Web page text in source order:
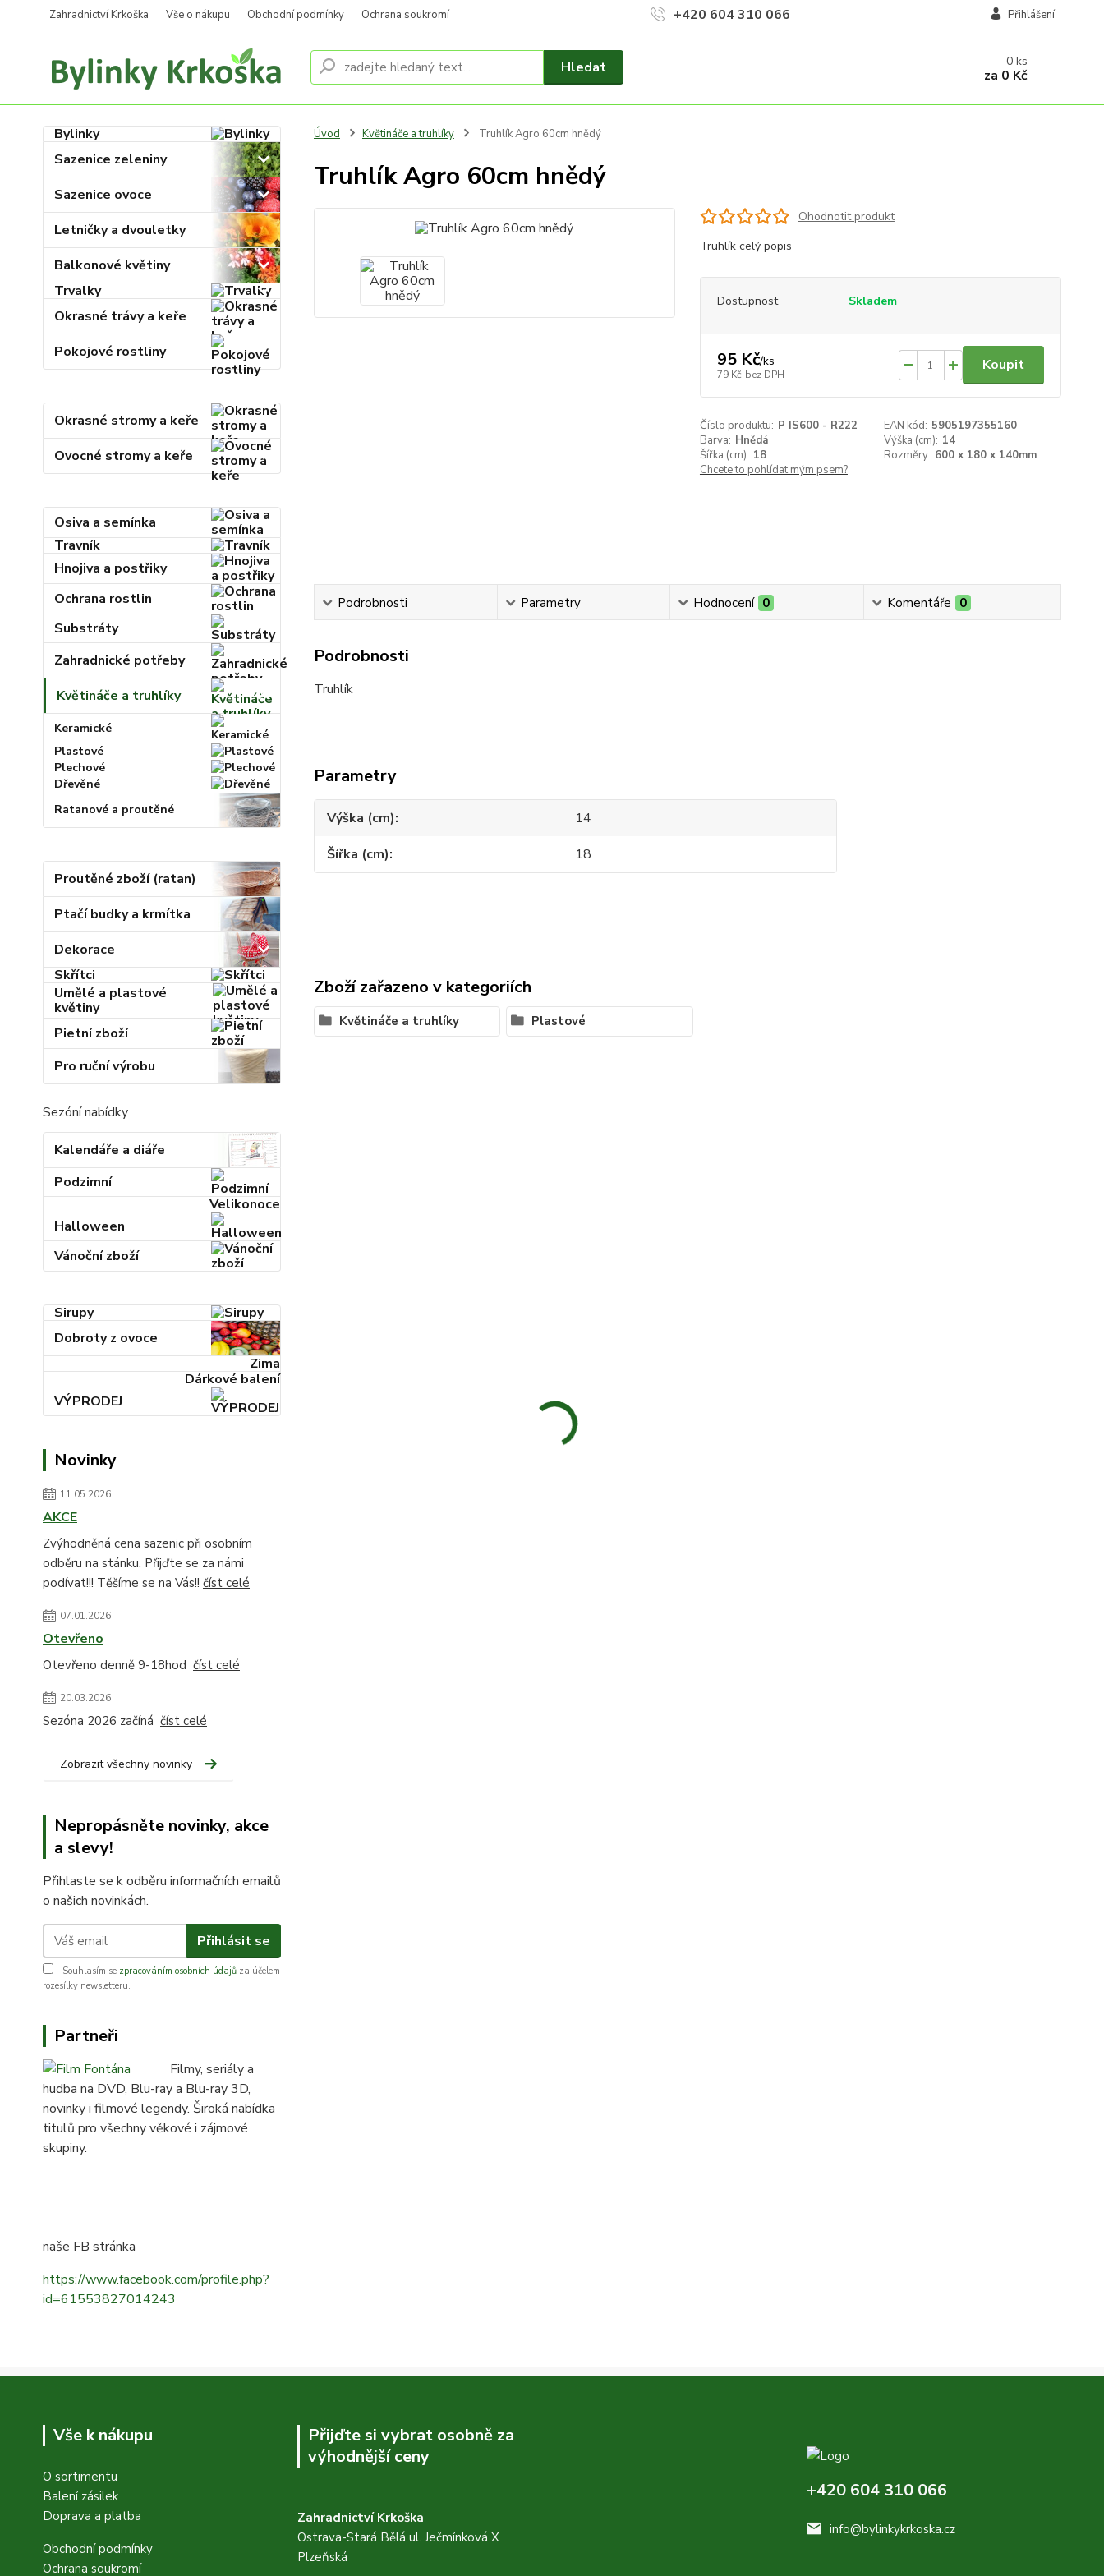
Zahradnictví Krkoška Vše o nákupu Obchodní podmínky Ochrana soukromí Přihlášení
Hledat
+420 604 310 066
0ks
za 0 Kč
Bylinky
Sazenice zeleniny
Sazenice ovoce
Letničky a dvouletky
Balkonové květiny
Trvalky
Okrasné trávy a keře
Pokojové rostliny
Okrasné stromy a keře
Ovocné stromy a keře
Osiva a semínka
Travník
Hnojiva a postřiky
Ochrana rostlin
Substráty
Zahradnické potřeby
Květináče a truhlíky
Keramické
Plastové
Plechové
Dřevěné
Ratanové a proutěné
Proutěné zboží (ratan)
Ptačí budky a krmítka
Dekorace
Skřítci
Umělé a plastové
květiny
Pietní zboží
Pro ruční výrobu
Sezóní nabídky
Kalendáře a diáře
Podzimní
Velikonoce
Halloween
Vánoční zboží
Sirupy
Dobroty z ovoce
Zima
Dárkové balení
VÝPRODEJ
Novinky
11.05.2026
AKCE
Zvýhodněná cena sazenic při osobním
odběru na stánku. Přijďte se za námi
podívat!!! Těšíme se na Vás!! číst celé
07.01.2026
Otevřeno
Otevřeno denně 9-18hod číst celé
20.03.2026
Sezóna 2026 začíná číst celé
Zobrazit všechny novinky
Nepropásněte novinky, akce
a slevy!
Přihlaste se k odběru informačních emailů
o našich novinkách.
Přihlásit se
Souhlasím se zpracováním osobních údajů za účelem
rozesílky newsletteru.
Partneři
Filmy, seriály a
hudba na DVD, Blu-ray a Blu-ray 3D,
novinky i filmové legendy. Široká nabídka
titulů pro všechny věkové i zájmové
skupiny.
naše FB stránka
https://www.facebook.com/profile.php?
id=61553827014243
Úvod Květináče a truhlíky Truhlík Agro 60cm hnědý
Truhlík Agro 60cm hnědý
Ohodnotit produkt
Truhlík celý popis
Dostupnost Skladem
95 Kč/ks
79 Kč bez DPH
Koupit
Číslo produktu: P IS600 - R222 EAN kód: 5905197355160
Barva: Hnědá Výška (cm): 14
Šířka (cm): 18 Rozměry: 600 x 180 x 140mm
Chcete to pohlídat mým psem?
Podrobnosti Parametry Hodnocení 0 Komentáře 0
Podrobnosti
Truhlík
Parametry
Výška (cm)
14
Šířka (cm)
18
Zboží zařazeno v kategoriích
Květináče a truhlíky Plastové
Vše k nákupu
O sortimentu
Balení zásilek
Doprava a platba
Obchodní podmínky
Ochrana soukromí
Přijďte si vybrat osobně za
výhodnější ceny
Zahradnictví Krkoška
Ostrava-Stará Bělá ul. Ječmínková X
Plzeňská
+420 604 310 066
info@bylinkykrkoska.cz